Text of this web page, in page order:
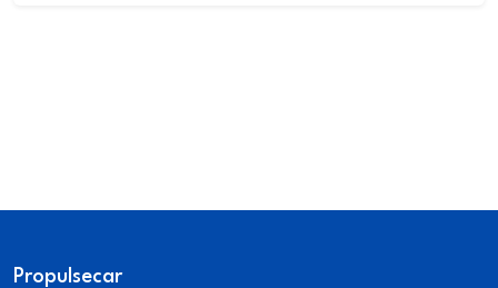
Jantes en alliage léger 17" style 548
Propulsecar